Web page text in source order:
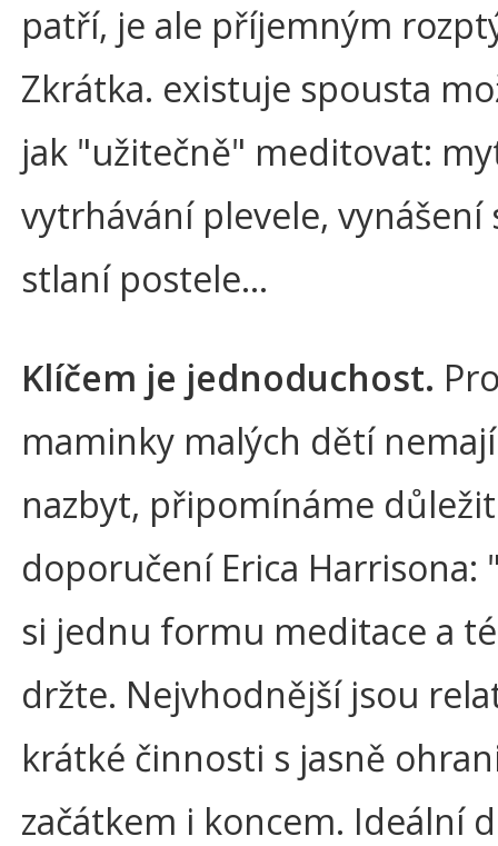
patří, je ale příjemným
Zkrátka. existuje spousta
jak "užitečně" meditovat:
vytrhávání plevele, vynášení
stlaní postele…
Klíčem je jednoduchost.
maminky malých dětí
nazbyt, připomínáme
doporučení Erica Harrisona:
si jednu formu meditace a
držte. Nejvhodnější jsou
krátké činnosti s jasně
začátkem i koncem. Ideální